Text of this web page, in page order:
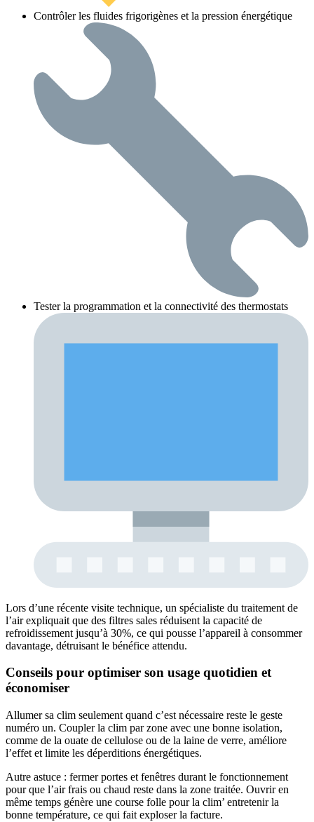
Contrôler les fluides frigorigènes et la pression énergétique
Tester la programmation et la connectivité des thermostats
Lors d’une récente visite technique, un spécialiste du traitement de
l’air expliquait que des filtres sales réduisent la capacité de
refroidissement jusqu’à 30%, ce qui pousse l’appareil à consommer
davantage, détruisant le bénéfice attendu.
Conseils pour optimiser son usage quotidien et
économiser
Allumer sa clim seulement quand c’est nécessaire reste le geste
numéro un. Coupler la clim par zone avec une bonne isolation,
comme de la ouate de cellulose ou de la laine de verre, améliore
l’effet et limite les déperditions énergétiques.
Autre astuce : fermer portes et fenêtres durant le fonctionnement
pour que l’air frais ou chaud reste dans la zone traitée. Ouvrir en
même temps génère une course folle pour la clim’ entretenir la
bonne température, ce qui fait exploser la facture.